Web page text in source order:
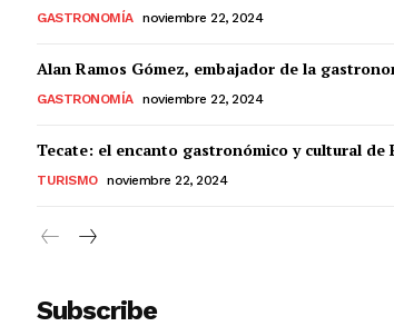
GASTRONOMÍA noviembre 22, 2024
Alan Ramos Gómez, embajador de la
GASTRONOMÍA noviembre 22, 2024
Tecate: el encanto gastronómico y cultural de
TURISMO noviembre 22, 2024
Subscribe